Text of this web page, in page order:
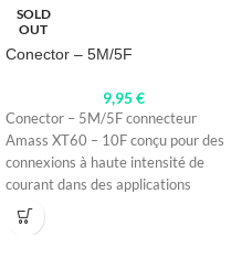
SOLD
OUT
Conector – 5M/5F
9,95€
Conector – 5M/5F connecteur
Amass XT60 – 10F conçu pour des
connexions à haute intensité de
courant dans des applications